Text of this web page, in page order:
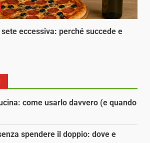
eccessiva: perché succede e
come usarlo davvero (e quando
spendere il doppio: dove e